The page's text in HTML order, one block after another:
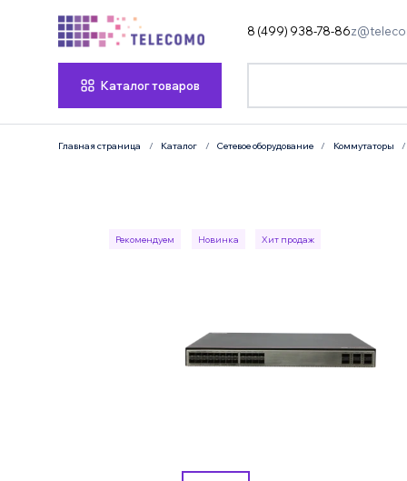
8 (499) 938-78-86
Каталог товаров
Главная страница Каталог Сетевое оборудование Коммутаторы
Рекомендуем Новинка Хит продаж